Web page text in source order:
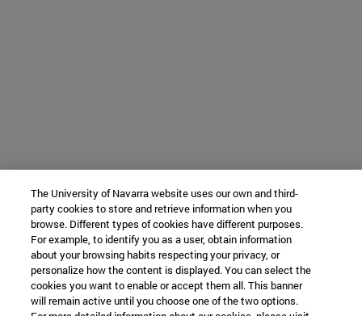
The University of Navarra website uses our own and third-
party cookies to store and retrieve information when you
browse. Different types of cookies have different purposes.
For example, to identify you as a user, obtain information
about your browsing habits respecting your privacy, or
personalize how the content is displayed. You can select the
cookies you want to enable or accept them all. This banner
will remain active until you choose one of the two options.